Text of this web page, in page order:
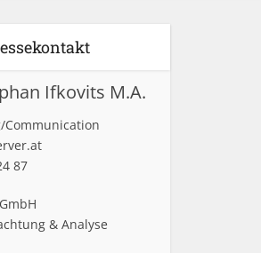
Ifkovits M.A.
Communication
87
& Analyse